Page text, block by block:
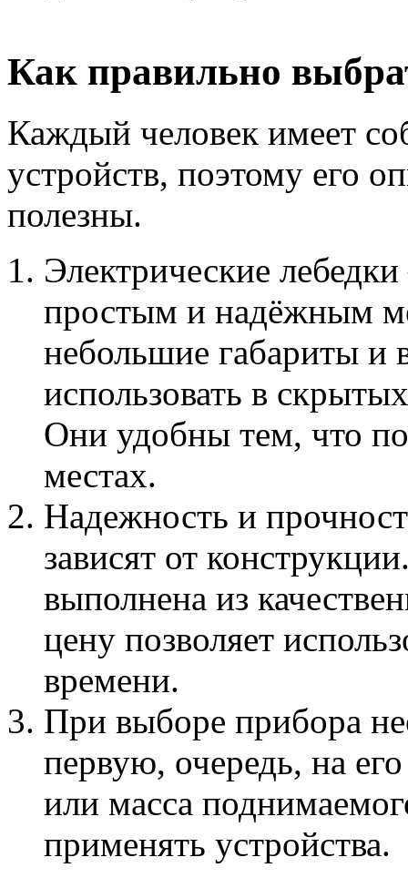
Как правильно
Каждый человек имеет
устройств, поэтому его
полезны.
Электрические
простым и надёжным
небольшие габариты и
использовать в
Они удобны тем, что
местах.
Надежность и
зависят от
выполнена из
цену позволяет
времени.
При выборе прибора
первую, очередь, на
или масса
применять устройства.